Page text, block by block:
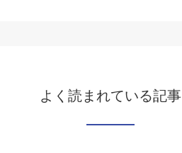
よく読まれている記事